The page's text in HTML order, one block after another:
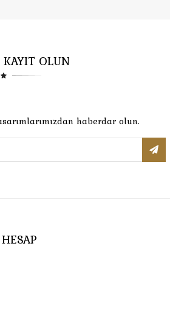
OLUN
haberdar olun.
HESAP